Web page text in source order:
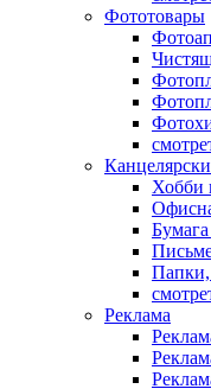
Фототовары
Хобби
Папки,
Реклама